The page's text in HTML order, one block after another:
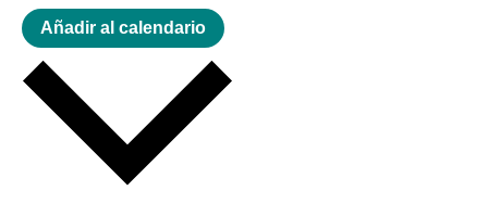
Añadir al calendario